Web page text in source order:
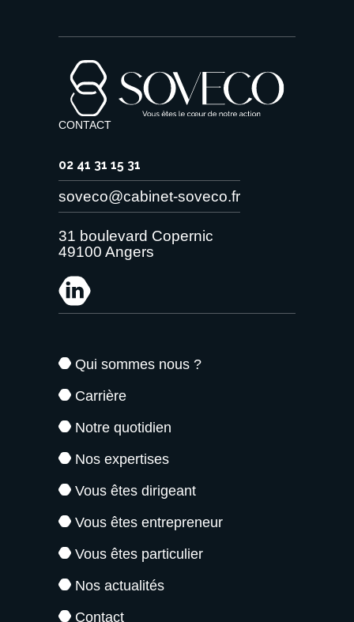
CONTACT
02 41 31 15 31
soveco@cabinet-soveco.fr
31 boulevard Copernic
49100 Angers
Qui sommes nous ?
Carrière
Notre quotidien
Nos expertises
Vous êtes dirigeant
Vous êtes entrepreneur
Vous êtes particulier
Nos actualités
Contact